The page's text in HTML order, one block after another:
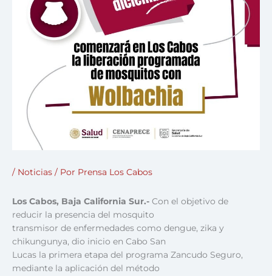
/ Noticias / Por Prensa Los Cabos
Los Cabos, Baja California Sur.- Con el objetivo de
reducir la presencia del mosquito
transmisor de enfermedades como dengue, zika y
chikungunya, dio inicio en Cabo San
Lucas la primera etapa del programa Zancudo Seguro,
mediante la aplicación del método